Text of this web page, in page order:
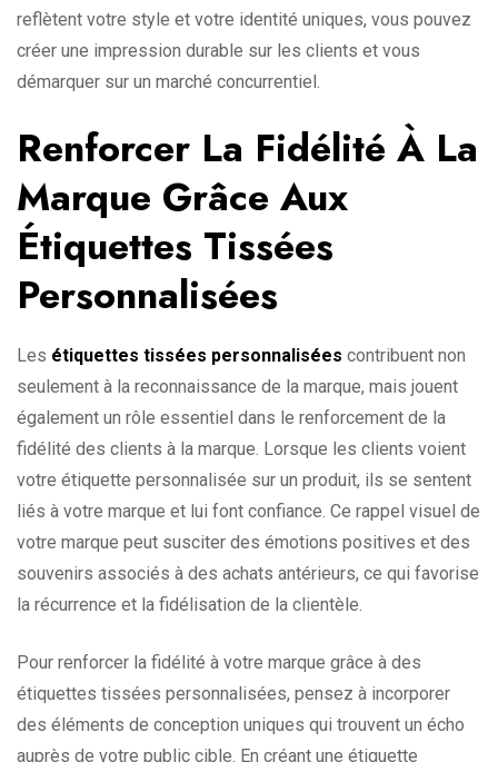
reflètent votre style et votre identité uniques, vous pouvez
créer une impression durable sur les clients et vous
démarquer sur un marché concurrentiel.
Renforcer La Fidélité À La
Marque Grâce Aux
Étiquettes Tissées
Personnalisées
Les étiquettes tissées personnalisées contribuent non
seulement à la reconnaissance de la marque, mais jouent
également un rôle essentiel dans le renforcement de la
fidélité des clients à la marque. Lorsque les clients voient
votre étiquette personnalisée sur un produit, ils se sentent
liés à votre marque et lui font confiance. Ce rappel visuel de
votre marque peut susciter des émotions positives et des
souvenirs associés à des achats antérieurs, ce qui favorise
la récurrence et la fidélisation de la clientèle.
Pour renforcer la fidélité à votre marque grâce à des
étiquettes tissées personnalisées, pensez à incorporer
des éléments de conception uniques qui trouvent un écho
auprès de votre public cible. En créant une étiquette